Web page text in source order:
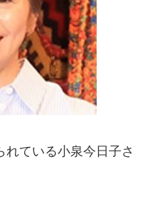
れている小泉今日子さ